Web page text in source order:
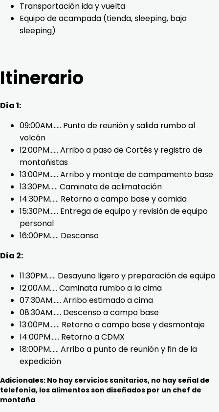
Transportación ida y vuelta
Equipo de acampada (tienda, sleeping, bajo
sleeping)
Itinerario
Día 1:
09:00AM…… Punto de reunión y salida rumbo al
volcán
12:00PM…… Arribo a paso de Cortés y registro de
montañistas
13:00PM…… Arribo y montaje de campamento base
13:30PM.….. Caminata de aclimatación
14:30PM…… Retorno a campo base y comida
15:30PM…… Entrega de equipo y revisión de equipo
personal
16:00PM…… Descanso
Día 2:
11:30PM…… Desayuno ligero y preparación de equipo
12:00AM.…. Caminata rumbo a la cima
07:30AM.….. Arribo estimado a cima
08:30AM…… Descenso a campo base
13:00PM……. Retorno a campo base y desmontaje
14:00PM…… Retorno a CDMX
18:00PM…… Arribo a punto de reunión y fin de la
expedición
Adicionales: No hay servicios sanitarios, no hay señal de
telefonía, los alimentos son diseñados por un chef de
montaña